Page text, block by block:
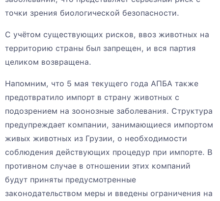
точки зрения биологической безопасности.
С учётом существующих рисков, ввоз животных на
территорию страны был запрещен, и вся партия
целиком возвращена.
Напомним, что 5 мая текущего года АПБА также
предотвратило импорт в страну животных с
подозрением на зоонозные заболевания. Структура
предупреждает компании, занимающиеся импортом
живых животных из Грузии, о необходимости
соблюдения действующих процедур при импорте. В
противном случае в отношении этих компаний
будут приняты предусмотренные
законодательством меры и введены ограничения на